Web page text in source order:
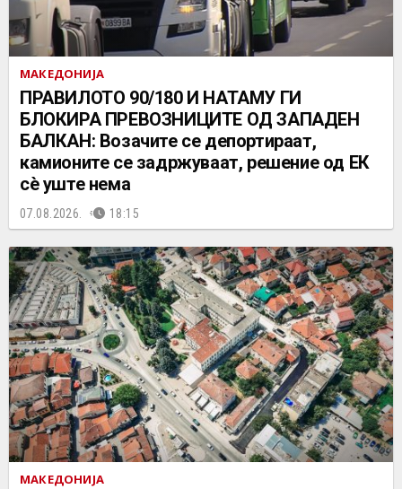
МАКЕДОНИЈА
ПРАВИЛОТО 90/180 И НАТАМУ ГИ
БЛОКИРА ПРЕВОЗНИЦИТЕ ОД ЗАПАДЕН
БАЛКАН: Возачите се депортираат,
камионите се задржуваат, решение од ЕК
сè уште нема
07.08.2026. 18:15
МАКЕДОНИЈА